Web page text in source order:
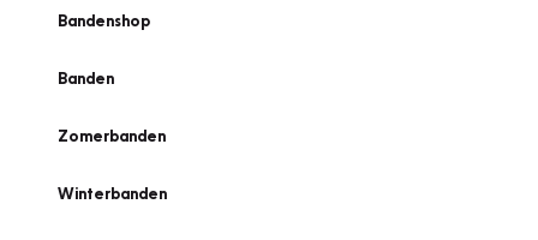
Bandenshop
Banden
Zomerbanden
Winterbanden